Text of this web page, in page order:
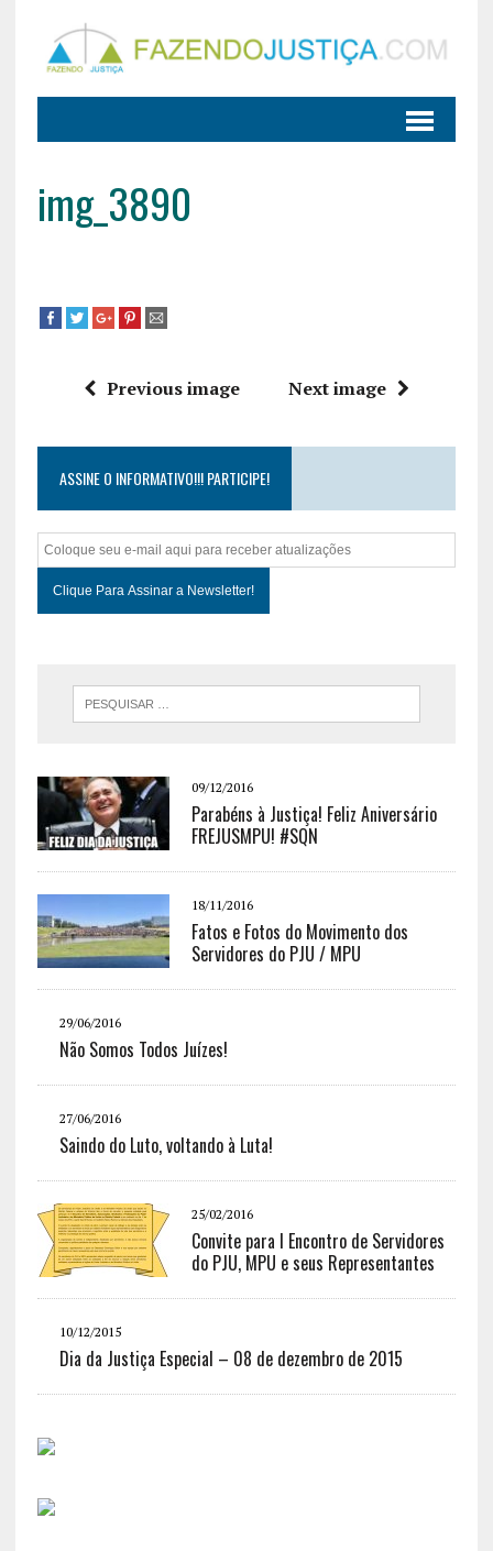
img_3890
Previous image Next image
ASSINE O INFORMATIVO!!! PARTICIPE!
09/12/2016
Parabéns à Justiça! Feliz Aniversário
FREJUSMPU! #SQN
18/11/2016
Fatos e Fotos do Movimento dos
Servidores do PJU / MPU
29/06/2016
Não Somos Todos Juízes!
27/06/2016
Saindo do Luto, voltando à Luta!
25/02/2016
Convite para I Encontro de Servidores
do PJU, MPU e seus Representantes
10/12/2015
Dia da Justiça Especial – 08 de dezembro de 2015